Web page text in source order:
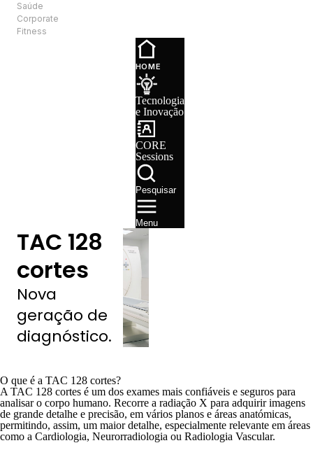
Saúde
Corporate
Fitness
HOME
Tecnologia
e Inovação
CORE
Sessions
Pesquisar
Menu
TAC 128
cortes
Nova
geração de
diagnóstico.
O que é a TAC 128 cortes?
A TAC 128 cortes é um dos exames mais confiáveis e seguros para
analisar o corpo humano. Recorre a radiação X para adquirir imagens
de grande detalhe e precisão, em vários planos e áreas anatómicas,
permitindo, assim, um maior detalhe, especialmente relevante em áreas
como a Cardiologia, Neurorradiologia ou Radiologia Vascular.